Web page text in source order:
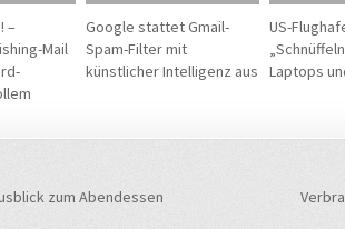
–
Mail
Google stattet Gmail-
Spam-Filter mit
künstlicher Intelligenz aus
US-
Laptops
zum Abendessen